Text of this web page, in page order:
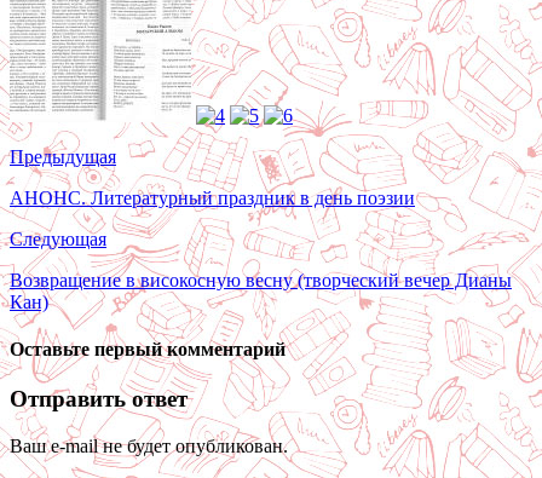
Предыдущая
АНОНС. Литературный праздник в день поэзии
Следующая
Возвращение в високосную весну (творческий вечер Дианы
Кан)
Оставьте первый комментарий
Отправить ответ
Ваш e-mail не будет опубликован.